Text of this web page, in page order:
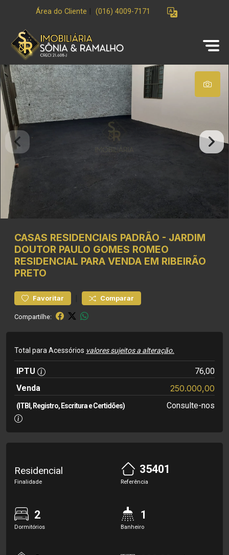
Área do Cliente (016) 4009-7171
CASAS RESIDENCIAIS PADRÃO - JARDIM
DOUTOR PAULO GOMES ROMEO
RESIDENCIAL PARA VENDA EM RIBEIRÃO
PRETO
Favoritar Comparar
Compartilhe:
Total para Acessórios valores sujeitos a alteração.
IPTU
76,00
Venda
250.000,00
(ITBI, Registro, Escritura e Certidões) Consulte-nos
Residencial
Finalidade
35401
Referência
2
Dormitórios
1
Banheiro